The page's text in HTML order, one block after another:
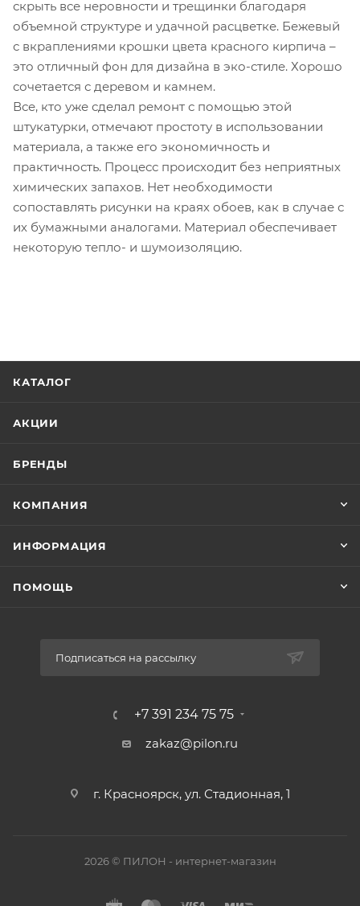
скрыть все неровности и трещинки благодаря
объемной структуре и удачной расцветке. Бежевый
с вкраплениями крошки цвета красного кирпича –
это отличный фон для дизайна в эко-стиле. Хорошо
сочетается с деревом и камнем.
Все, кто уже сделал ремонт с помощью этой
штукатурки, отмечают простоту в использовании
материала, а также его экономичность и
практичность. Процесс происходит без неприятных
химических запахов. Нет необходимости
сопоставлять рисунки на краях обоев, как в случае с
их бумажными аналогами. Материал обеспечивает
некоторую тепло- и шумоизоляцию.
КАТАЛОГ
АКЦИИ
БРЕНДЫ
КОМПАНИЯ
ИНФОРМАЦИЯ
ПОМОЩЬ
Подписаться на рассылку
+7 391 234 75 75
zakaz@pilon.ru
г. Красноярск, ул. Стадионная, 1
2026 © ПИЛОН - интернет-магазин